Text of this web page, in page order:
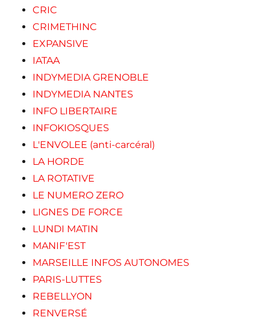
CRIC
CRIMETHINC
EXPANSIVE
IATAA
INDYMEDIA GRENOBLE
INDYMEDIA NANTES
INFO LIBERTAIRE
INFOKIOSQUES
L'ENVOLEE (anti-carcéral)
LA HORDE
LA ROTATIVE
LE NUMERO ZERO
LIGNES DE FORCE
LUNDI MATIN
MANIF'EST
MARSEILLE INFOS AUTONOMES
PARIS-LUTTES
REBELLYON
RENVERSÉ